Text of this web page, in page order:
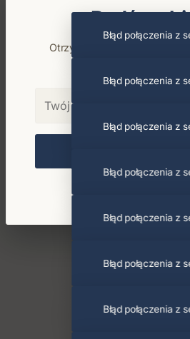
Bądź na
Otrzymuj info o koncertach i
Błąd połączenia z
Błąd połączenia z
Błąd połączenia z
Błąd połączenia z
Błąd połączenia z
Błąd połączenia z
Błąd połączenia z